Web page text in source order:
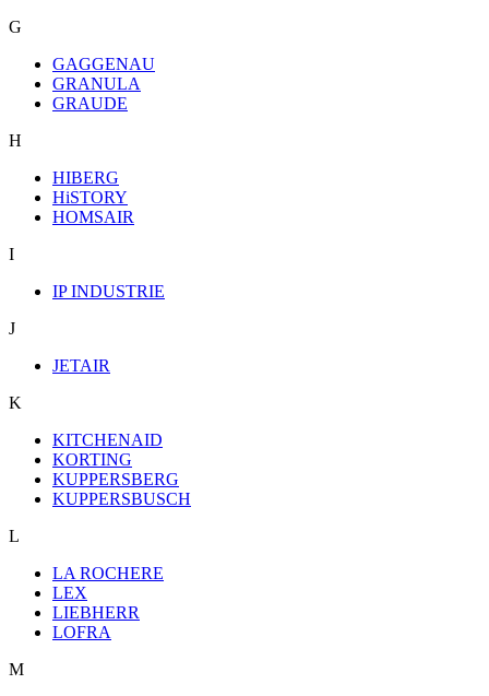
G
GAGGENAU
GRANULA
GRAUDE
H
HIBERG
HiSTORY
HOMSAIR
I
IP INDUSTRIE
J
JETAIR
K
KITCHENAID
KORTING
KUPPERSBERG
KUPPERSBUSCH
L
LA ROCHERE
LEX
LIEBHERR
LOFRA
M